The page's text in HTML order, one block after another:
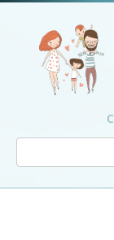
Перейти
контенту
Поиск: